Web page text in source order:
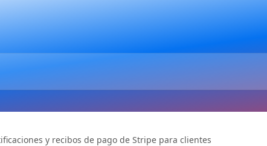
y recibos de pago de Stripe para clientes